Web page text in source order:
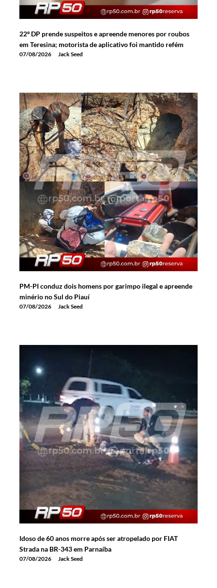
22º DP prende suspeitos e apreende menores por roubos
em Teresina; motorista de aplicativo foi mantido refém
07/08/2026 Jack Seed
PM-PI conduz dois homens por garimpo ilegal e apreende
minério no Sul do Piauí
07/08/2026 Jack Seed
Idoso de 60 anos morre após ser atropelado por FIAT
Strada na BR-343 em Parnaíba
07/08/2026 Jack Seed